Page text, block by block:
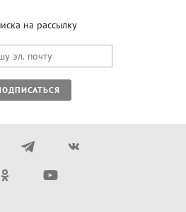
на рассылку